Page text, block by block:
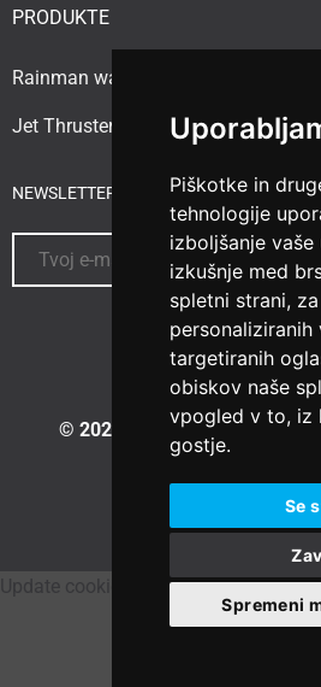
Piškotke in
tehnologije
izboljšanje
izkušnje med
spletni strani,
personaliziranih
targetiranih
obiskov naše
vpogled v to, iz
gostje.
Se
Spremeni
PRODUKTE
Rainman watermaker
Jet Thruster
NEWSLETTER ABONNIEREN
© 2023 Vesselspa.com |
Update cookies preferences